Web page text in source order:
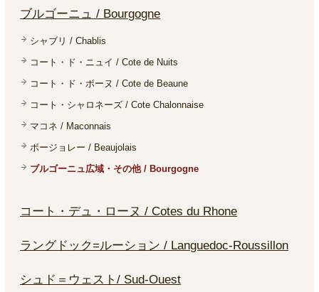
ブルゴーニュ / Bourgogne
シャブリ / Chablis
コート・ド・ニュイ / Cote de Nuits
コート・ド・ボーヌ / Cote de Beaune
コート・シャロネーズ / Cote Chalonnaise
マコネ / Maconnais
ボージョレー / Beaujolais
ブルゴーニュ広域・その他 / Bourgogne
コート・デュ・ローヌ / Cotes du Rhone
ラングドック=ルーション / Languedoc-Roussillon
シュド＝ウェスト/ Sud-Ouest